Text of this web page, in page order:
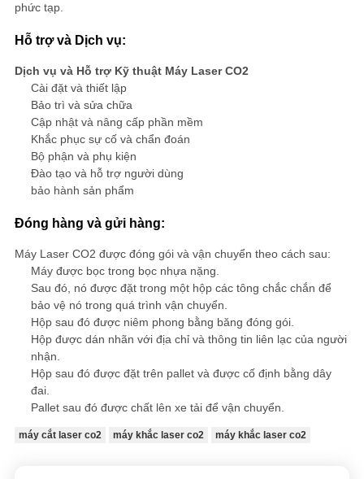
phức tạp.
Hỗ trợ và Dịch vụ:
Dịch vụ và Hỗ trợ Kỹ thuật Máy Laser CO2
Cài đặt và thiết lập
Bảo trì và sửa chữa
Cập nhật và nâng cấp phần mềm
Khắc phục sự cố và chẩn đoán
Bộ phận và phụ kiện
Đào tạo và hỗ trợ người dùng
bảo hành sản phẩm
Đóng hàng và gửi hàng:
Máy Laser CO2 được đóng gói và vận chuyển theo cách sau:
Máy được bọc trong bọc nhựa nặng.
Sau đó, nó được đặt trong một hộp các tông chắc chắn để
bảo vệ nó trong quá trình vận chuyển.
Hộp sau đó được niêm phong bằng băng đóng gói.
Hộp được dán nhãn với địa chỉ và thông tin liên lạc của người
nhận.
Hộp sau đó được đặt trên pallet và được cố định bằng dây
đai.
Pallet sau đó được chất lên xe tải để vận chuyển.
máy cắt laser co2 máy khắc laser co2 máy khắc laser co2